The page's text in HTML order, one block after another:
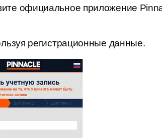
официальное приложение
регистрационные данные.